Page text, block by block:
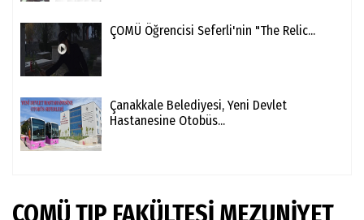
ÇOMÜ Öğrencisi Seferli'nin "The Relic...
Çanakkale Belediyesi, Yeni Devlet
Hastanesine Otobüs...